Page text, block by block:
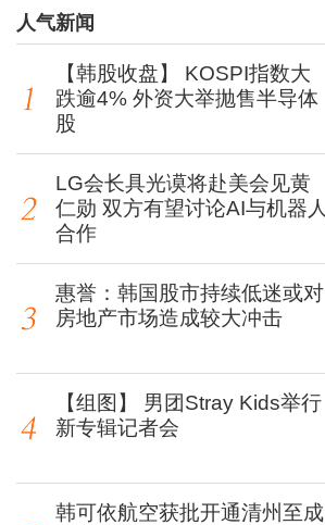
人气新闻
【韩股收盘】 KOSPI指数大
跌逾4% 外资大举抛售半导体
股
LG会长具光谟将赴美会见黄
仁勋 双方有望讨论AI与机器人
合作
惠誉：韩国股市持续低迷或对
房地产市场造成较大冲击
【组图】 男团Stray Kids举行
新专辑记者会
韩可依航空获批开通清州至成